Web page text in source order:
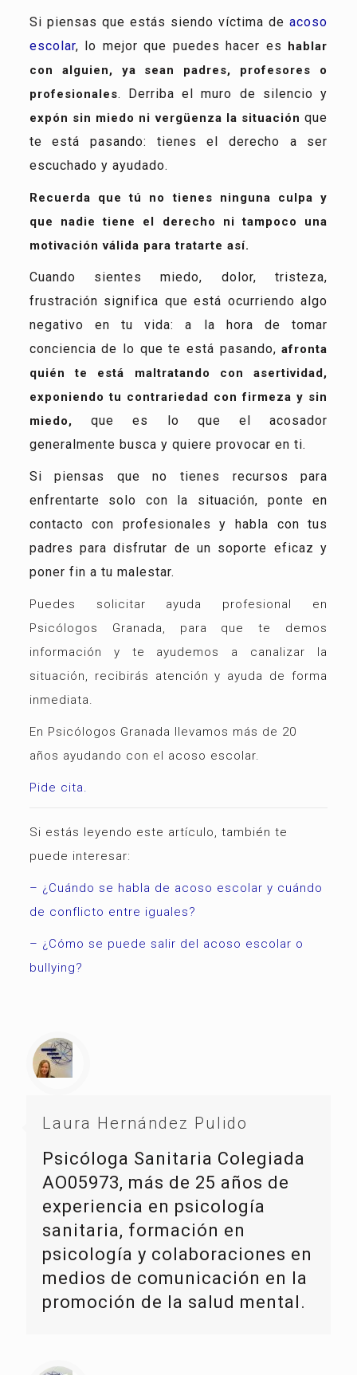
Si piensas que estás siendo víctima deacoso
escolar, lo mejor que puedes hacer es hablar
con alguien, ya sean padres, profesores o
profesionales. Derriba el muro de silencio y
expón sin miedo ni vergüenza la situación que
te está pasando: tienes el derecho a ser
escuchado y ayudado.
Recuerda que tú no tienes ninguna culpa y
que nadie tiene el derecho ni tampoco una
motivación válida para tratarte así.
Cuando sientes miedo, dolor, tristeza,
frustración significa que está ocurriendo algo
negativo en tu vida: a la hora de tomar
conciencia de lo que te está pasando,afronta
quién te está maltratando con asertividad,
exponiendo tu contrariedad con firmeza y sin
miedo,que es lo que el acosador
generalmente busca y quiere provocar en ti.
Si piensas que no tienes recursos para
enfrentarte solo con la situación, ponte en
contacto con profesionales y habla con tus
padres para disfrutar de un soporte eficaz y
poner fin a tu malestar.
Puedes solicitar ayuda profesional en
Psicólogos Granada, para que te demos
información y te ayudemos a canalizar la
situación, recibirás atención y ayuda de forma
inmediata.
En Psicólogos Granada llevamos más de 20
años ayudando con el acoso escolar.
Pide cita.
Si estás leyendo este artículo, también te
puede interesar:
– ¿Cuándo se habla de acoso escolar y cuándo
de conflicto entre iguales?
– ¿Cómo se puede salir del acoso escolar o
bullying?
Laura Hernández Pulido
Psicóloga Sanitaria Colegiada
AO05973, más de 25 años de
experiencia en psicología
sanitaria, formación en
psicología y colaboraciones en
medios de comunicación en la
promoción de la salud mental.